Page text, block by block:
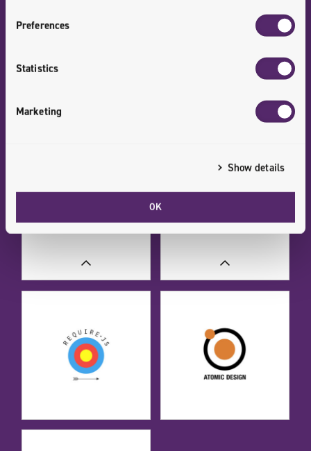
Preferences
Statistics
Marketing
Show details
OK
CASE STUDIES
CASE STUDIES CASE STUDIES